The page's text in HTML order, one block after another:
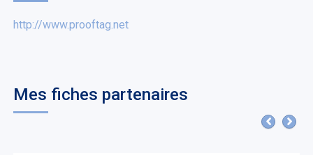
http://www.prooftag.net
Mes fiches partenaires